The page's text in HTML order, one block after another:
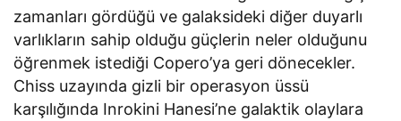
zamanları gördüğü ve galaksideki diğer duyarlı
varlıkların sahip olduğu güçlerin neler olduğunu
öğrenmek istediği Copero’ya geri dönecekler.
Chiss uzayında gizli bir operasyon üssü
karşılığında Inrokini Hanesi’ne galaktik olaylara